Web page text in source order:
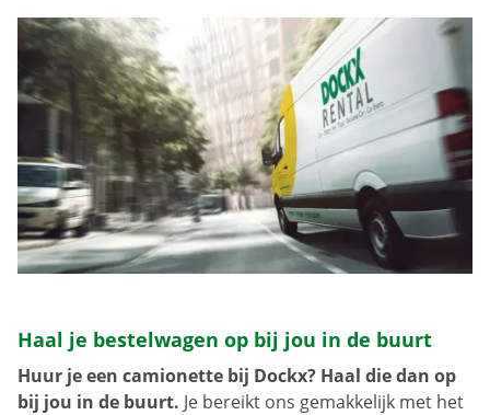
Haal je bestelwagen op bij jou in de buurt
Huur je een camionette bij Dockx? Haal die dan op
bij jou in de buurt. Je bereikt ons gemakkelijk met het